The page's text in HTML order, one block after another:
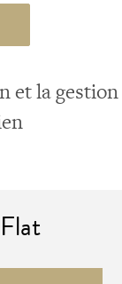
et la gestion